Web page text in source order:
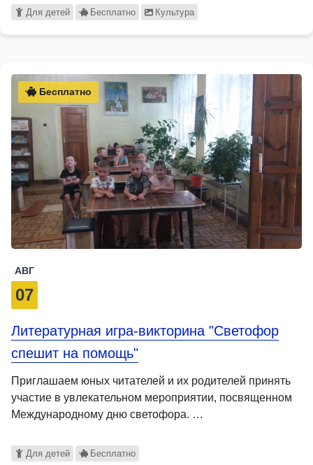
Для детей Бесплатно Культура
Бесплатно
АВГ
07
Литературная игра-викторина "Светофор
спешит на помощь"
Приглашаем юных читателей и их родителей принять
участие в увлекательном мероприятии, посвященном
Международному дню светофора. …
Для детей Бесплатно